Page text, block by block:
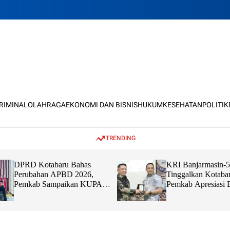
OLAHRAGAEKONOMI DAN BISNISHUKUMKESEHATANPOLITIK
TRENDING
DPRD Kotabaru Bahas
Perubahan APBD 2026,
Pemkab Sampaikan KUPA
dan PPAS
KRI Banjarmasin-
Tinggalkan
Pemkab Apresiasi
dan Sinergi TNI
Masyarakat